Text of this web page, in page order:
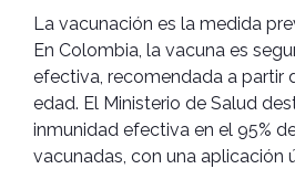
La vacunación es la medida
En Colombia, la vacuna es
efectiva, recomendada a partir
edad. El Ministerio de Salud
inmunidad efectiva en el 95%
vacunadas, con una aplicación